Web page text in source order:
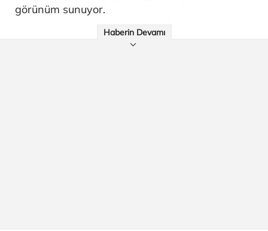
görünüm sunuyor.
Haberin Devamı